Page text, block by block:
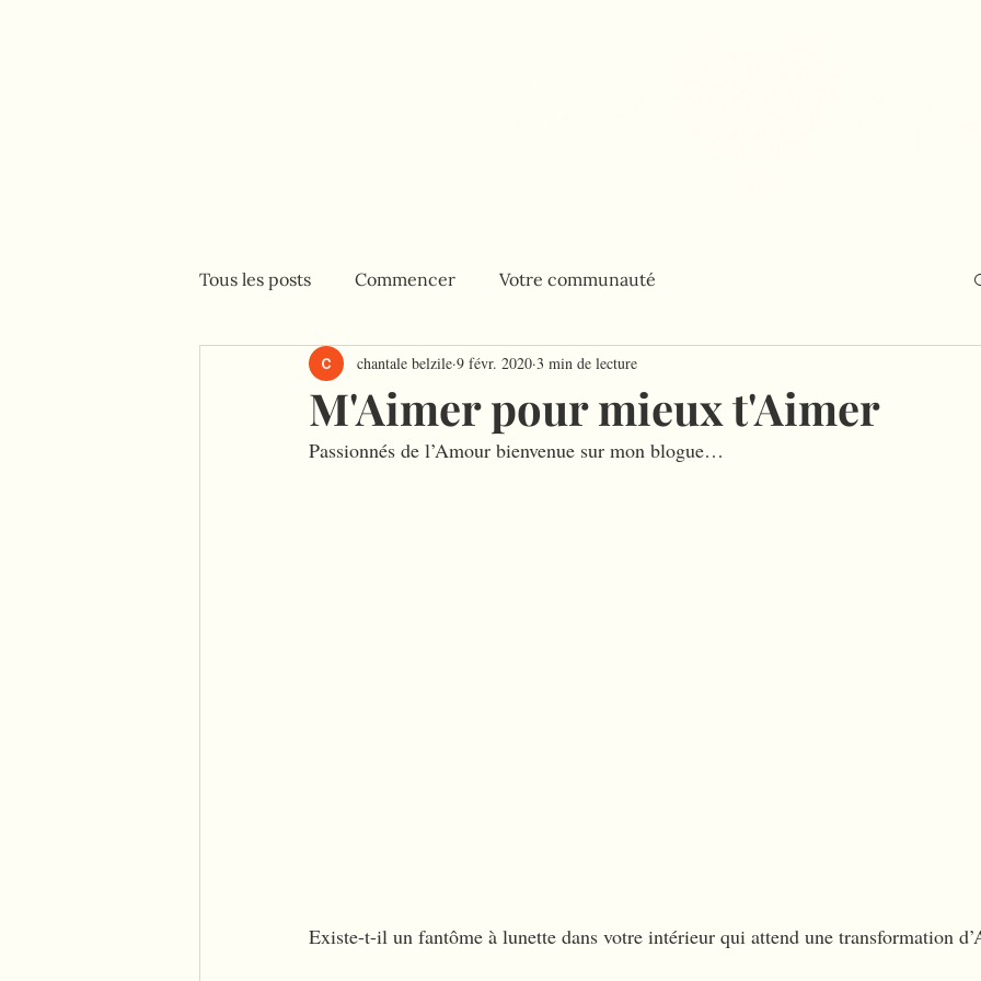
Tous les posts
Commencer Votre communauté
M'Aimer pour mieux t'Aimer
chantale belzile 9 févr. 2020 3 min de lecture
Passionnés de l’Amour bienvenue sur mon blogue…
Existe-t-il un fantôme à lunette dans votre intérieur qui attend une transformation